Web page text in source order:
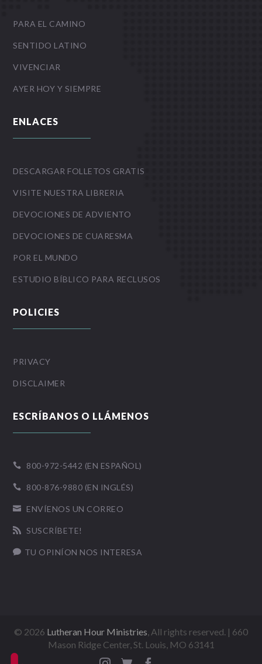
PARA EL CAMINO
SENTIDO LATINO
VIVENCIAR
AYER HOY Y SIEMPRE
ENLACES
DESCARGAR FOLLETOS GRATIS
VISITE NUESTRA LIBRERIA
DEVOCIONES DE ADVIENTO
DEVOCIONES DE CUARESMA
POR EL MUNDO
ESTUDIO BÍBLICO PARA RECLUSOS
POLICIES
PRIVACY
DISCLAIMER
ESCRÍBANOS O LLÁMENOS
 800-972-5442 (EN ESPAÑOL)
 800-876-9880 (EN INGLÉS)
 ENVÍENOS UN CORREO
 SUSCRÍBETE!
 TU OPINÍON NOS INTERESA
© 2026 Lutheran Hour Ministries, All rights reserved. | 660
Mason Ridge Center, St. Louis, MO 63141